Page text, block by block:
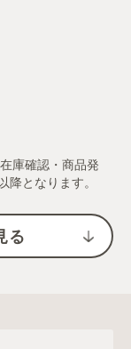
庫確認・商品発
降となります。
る